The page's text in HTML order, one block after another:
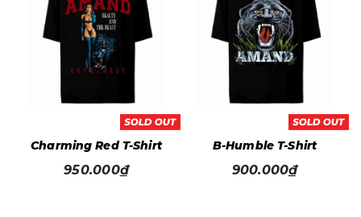
Charming Red T-Shirt
950.000₫
B-Humble T-Shirt
900.000₫